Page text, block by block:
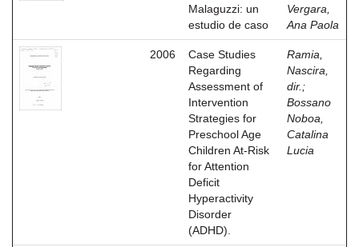
Malaguzzi: un
estudio de caso
Vergara,
Ana Paola
2006
Case Studies
Regarding
Assessment of
Intervention
Strategies for
Preschool Age
Children At-Risk
for Attention
Deficit
Hyperactivity
Disorder
(ADHD).
Ramia,
Nascira,
dir. ;
Bossano
Noboa,
Catalina
Lucia